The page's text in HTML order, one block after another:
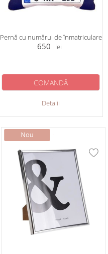
Pernă cu numărul de înmatriculare
650 lei
Detalii
COMANDĂ